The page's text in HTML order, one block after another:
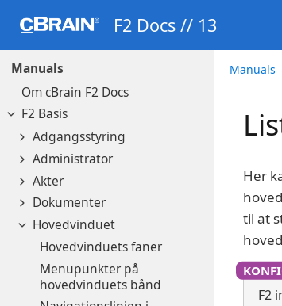
F2 Docs // 13
Manuals
Om cBrain F2 Docs
F2 Basis
Adgangsstyring
Administrator
Akter
Dokumenter
Hovedvinduet
Hovedvinduets faner
Menupunkter på
hovedvinduets bånd
Manuals
Her
til at
F2